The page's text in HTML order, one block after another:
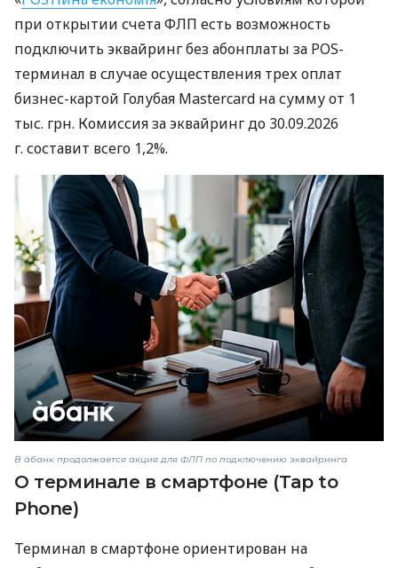
при открытии счета ФЛП есть возможность
подключить эквайринг без абонплаты за POS-
терминал в случае осуществления трех оплат
бизнес-картой Голубая Mastercard на сумму от 1
тыс. грн. Комиссия за эквайринг до 30.09.2026
г. составит всего 1,2%.
В àбанк продолжается акция для ФЛП по подключению эквайринга
О терминале в смартфоне (Tap to
Phone)
Терминал в смартфоне ориентирован на